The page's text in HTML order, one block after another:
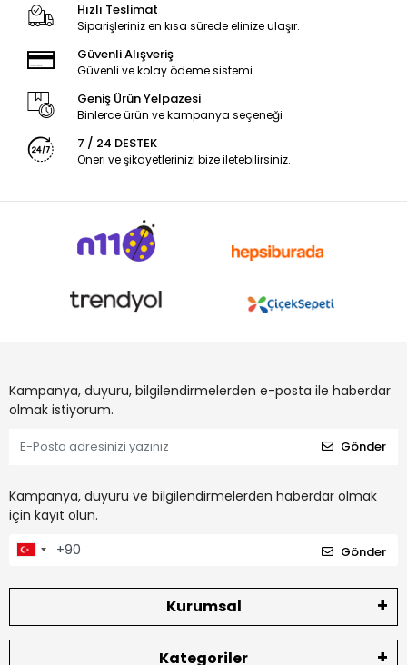
Hızlı Teslimat
Siparişleriniz en kısa sürede elinize ulaşır.
Güvenli Alışveriş
Güvenli ve kolay ödeme sistemi
Geniş Ürün Yelpazesi
Binlerce ürün ve kampanya seçeneği
7 / 24 DESTEK
Öneri ve şikayetlerinizi bize iletebilirsiniz.
Kampanya, duyuru, bilgilendirmelerden e-posta ile haberdar
olmak istiyorum.
Gönder
Kampanya, duyuru ve bilgilendirmelerden haberdar olmak
için kayıt olun.
Gönder
Kurumsal
Kategoriler